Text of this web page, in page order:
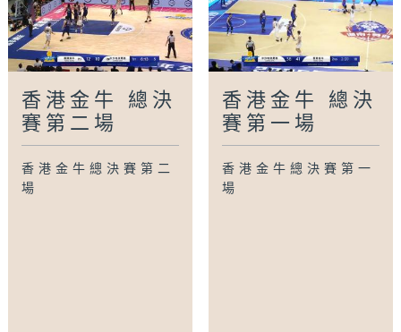
香港金牛 總決
賽第二場
香港金牛總決賽第二
場
香港金牛 總決
賽第一場
香港金牛總決賽第一
場